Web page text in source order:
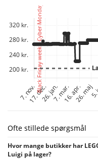
Ofte stillede spørgsmål
Hvor mange butikker har
Luigi på lager?